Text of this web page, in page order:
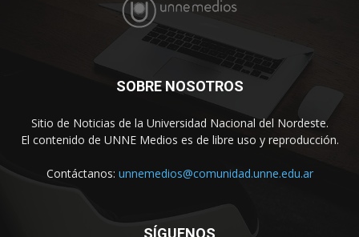
SOBRE NOSOTROS
Sitio de Noticias de la Universidad Nacional del Nordeste.
El contenido de UNNE Medios es de libre uso y reproducción.
Contáctanos: unnemedios@comunidad.unne.edu.ar
SÍGUENOS